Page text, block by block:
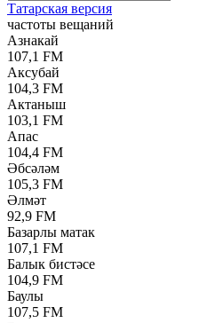
Татарская версия
частоты вещаний
Азнакай
107,1 FM
Аксубай
104,3 FM
Актаныш
103,1 FM
Апас
104,4 FM
Әбсәләм
105,3 FM
Әлмәт
92,9 FM
Базарлы матак
107,1 FM
Балык бистәсе
104,9 FM
Баулы
107,5 FM